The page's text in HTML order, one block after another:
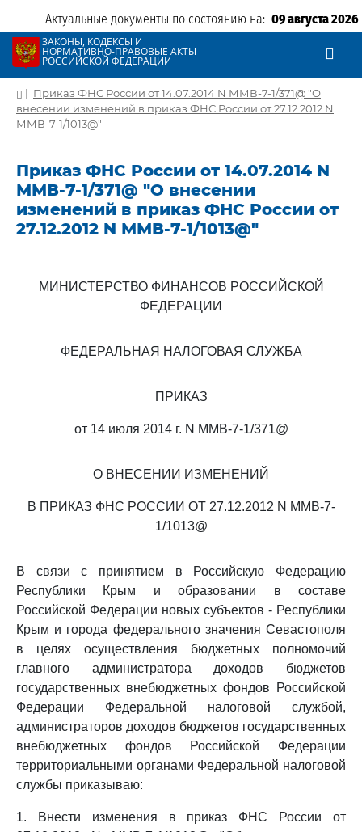
Актуальные документы по состоянию на: 09 августа 2026
ЗАКОНЫ, КОДЕКСЫ И
НОРМАТИВНО-ПРАВОВЫЕ АКТЫ
РОССИЙСКОЙ ФЕДЕРАЦИИ
| Приказ ФНС России от 14.07.2014 N ММВ-7-1/371@ "О
внесении изменений в приказ ФНС России от 27.12.2012 N
ММВ-7-1/1013@"
Приказ ФНС России от 14.07.2014 N
ММВ-7-1/371@ "О внесении
изменений в приказ ФНС России от
27.12.2012 N ММВ-7-1/1013@"
МИНИСТЕРСТВО ФИНАНСОВ РОССИЙСКОЙ
ФЕДЕРАЦИИ
ФЕДЕРАЛЬНАЯ НАЛОГОВАЯ СЛУЖБА
ПРИКАЗ
от 14 июля 2014 г. N ММВ-7-1/371@
О ВНЕСЕНИИ ИЗМЕНЕНИЙ
В ПРИКАЗ ФНС РОССИИ ОТ 27.12.2012 N ММВ-7-
1/1013@
В связи с принятием в Российскую Федерацию
Республики Крым и образовании в составе
Российской Федерации новых субъектов - Республики
Крым и города федерального значения Севастополя
в целях осуществления бюджетных полномочий
главного администратора доходов бюджетов
государственных внебюджетных фондов Российской
Федерации Федеральной налоговой службой,
администраторов доходов бюджетов государственных
внебюджетных фондов Российской Федерации
территориальными органами Федеральной налоговой
службы приказываю:
1. Внести изменения в приказ ФНС России от